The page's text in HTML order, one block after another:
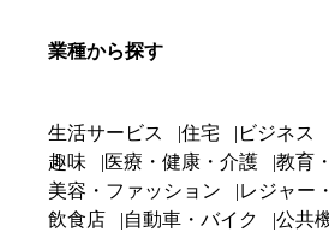
業種から探す
生活サービス 住宅 ビジネス
趣味
医療・健康・介護
教育
美容・ファッション
レジャー
飲食店
自動車・バイク
公共